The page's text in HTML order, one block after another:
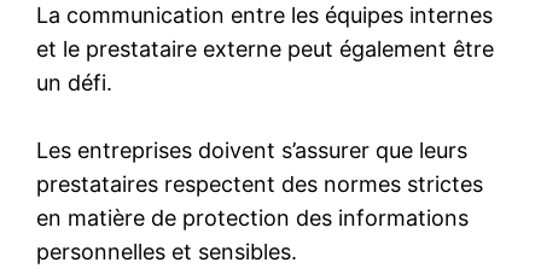
La communication entre les équipes internes
et le prestataire externe peut également être
un défi.
Les entreprises doivent s’assurer que leurs
prestataires respectent des normes strictes
en matière de protection des informations
personnelles et sensibles.